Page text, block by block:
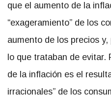
que el aumento de la
“exageramiento” de los
aumento de los precios
lo que trataban de
de la inflación es el
irracionales” de los